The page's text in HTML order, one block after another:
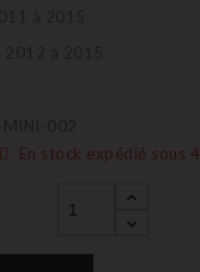
En stock expédié sous